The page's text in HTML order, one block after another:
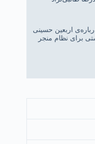
اربعین حسینی
برای نظام منجر